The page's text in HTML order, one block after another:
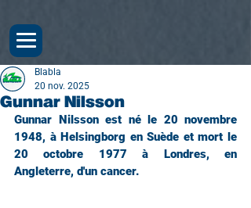
Gunnar Nilsson
Blabla
20 nov. 2025
Gunnar Nilsson est né le 20 novembre
1948, à Helsingborg en Suède et mort le
20 octobre 1977 à Londres, en
Angleterre, d'un cancer.